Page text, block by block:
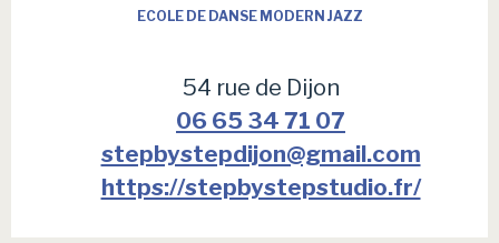
ECOLE DE DANSE MODERN JAZZ
54 rue de Dijon
06 65 34 71 07
stepbystepdijon@gmail.com
https://stepbystepstudio.fr/